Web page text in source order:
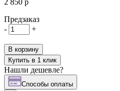
Предзаказ
-
+
В корзину
Купить в 1 клик
Нашли дешевле?
Cпособы оплаты